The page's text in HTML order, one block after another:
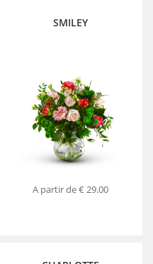
SMILEY
A partir de€ 29.00